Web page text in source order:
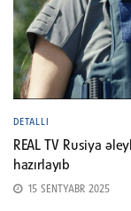
DETALLI
REAL TV Rusiya
hazırlayıb
15 SENTYABR 2025